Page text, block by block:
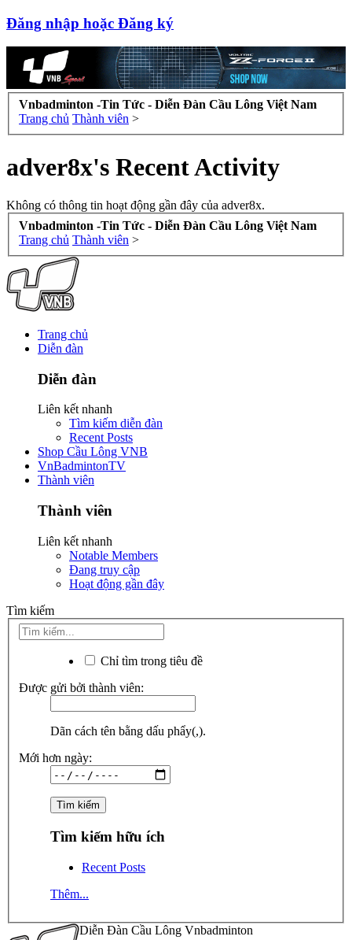
Đăng nhập hoặc Đăng ký
Vnbadminton -Tin Tức - Diễn Đàn Cầu Lông Việt Nam
Trang chủ Thành viên >
adver8x's Recent Activity
Không có thông tin hoạt động gần đây của adver8x.
Vnbadminton -Tin Tức - Diễn Đàn Cầu Lông Việt Nam
Trang chủ Thành viên >
Trang chủ
Diễn đàn
Diễn đàn
Liên kết nhanh
Tìm kiếm diễn đàn
Recent Posts
Shop Cầu Lông VNB
VnBadmintonTV
Thành viên
Thành viên
Liên kết nhanh
Notable Members
Đang truy cập
Hoạt động gần đây
Tìm kiếm
Chỉ tìm trong tiêu đề
Được gửi bởi thành viên:
Dãn cách tên bằng dấu phẩy(,).
Mới hơn ngày:
Tìm kiếm hữu ích
Recent Posts
Thêm...
Diễn Đàn Cầu Lông Vnbadminton